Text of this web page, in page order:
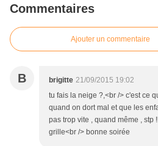
Commentaires
Ajouter un commentaire
B brigitte 21/09/2015 19:02
tu fais la neige ?,<br /> c'est ce
quand on dort mal et que les
pas trop vite , quand même , stp
grille<br /> bonne soirée